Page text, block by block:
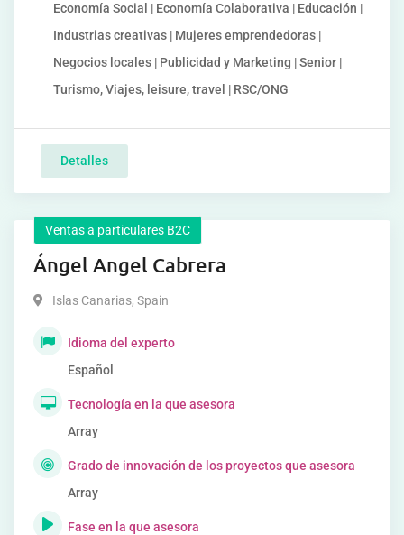
Economía Social | Economía Colaborativa | Educación |
Industrias creativas | Mujeres emprendedoras |
Negocios locales | Publicidad y Marketing | Senior |
Turismo, Viajes, leisure, travel | RSC/ONG
Detalles
Ventas a particulares B2C
Ángel Angel Cabrera
Islas Canarias, Spain
Idioma del experto
Español
Tecnología en la que asesora
Array
Grado de innovación de los proyectos que asesora
Array
Fase en la que asesora